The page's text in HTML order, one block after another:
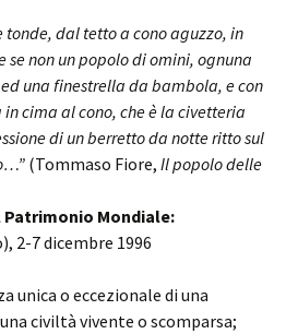
tonde, dal tetto a cono aguzzo, in
se non un popolo di omini, ognuna
una finestrella da bambola, e con
cima al cono, che è la civetteria
di un berretto da notte ritto sul
(Tommaso Fiore, Il popolo delle
Mondiale:
2-7 dicembre 1996
unica o eccezionale di una
civiltà vivente o scomparsa;